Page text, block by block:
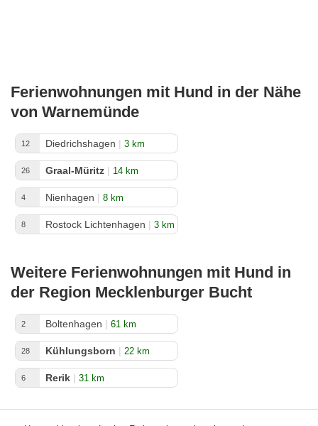
Ferienwohnungen mit Hund in der Nähe
von Warnemünde
12 Diedrichshagen | 3 km
26 Graal-Müritz | 14 km
4 Nienhagen | 8 km
8 Rostock Lichtenhagen | 3 km
Weitere Ferienwohnungen mit Hund in
der Region Mecklenburger Bucht
2 Boltenhagen | 61 km
28 Kühlungsborn | 22 km
6 Rerik | 31 km